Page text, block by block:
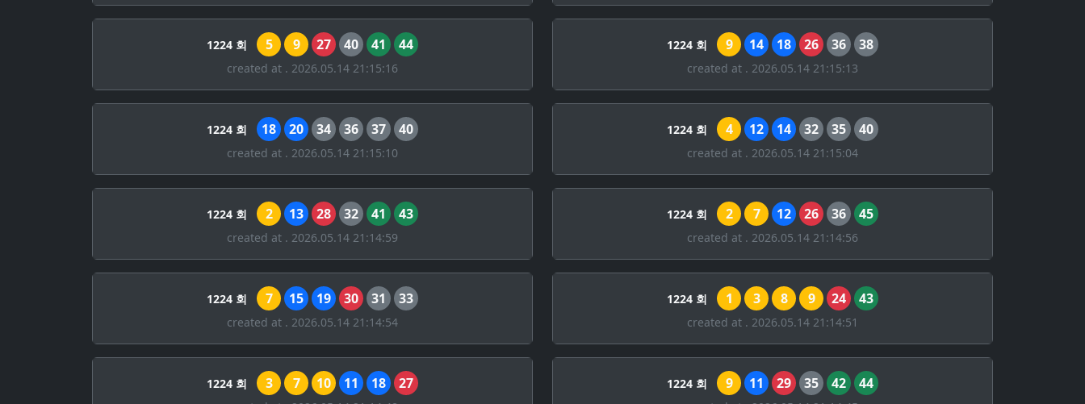
1224 회 5 9 27 40 41 44
created at . 2026.05.14 21:15:16
1224 회 9 14 18 26 36 38
created at . 2026.05.14 21:15:13
1224 회 18 20 34 36 37 40
created at . 2026.05.14 21:15:10
1224 회 4 12 14 32 35 40
created at . 2026.05.14 21:15:04
1224 회 2 13 28 32 41 43
created at . 2026.05.14 21:14:59
1224 회 2 7 12 26 36 45
created at . 2026.05.14 21:14:56
1224 회 7 15 19 30 31 33
created at . 2026.05.14 21:14:54
1224 회 1 3 8 9 24 43
created at . 2026.05.14 21:14:51
1224 회 3 7 10 11 18 27 1224 회 9 11 29 35 42 44